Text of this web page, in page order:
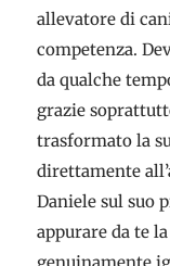
allevatore di
competenza.
da qualche
grazie
trasformato la
direttamente
Daniele sul suo
appurare da te